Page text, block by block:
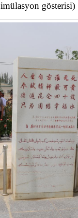
gösterisi)